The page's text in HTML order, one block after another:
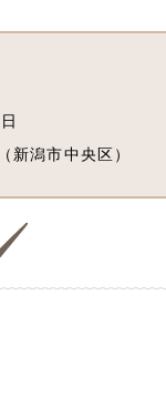
（新潟市中央区）